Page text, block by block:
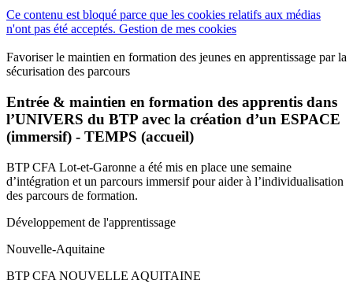
Ce contenu est bloqué parce que les cookies relatifs aux médias
n'ont pas été acceptés. Gestion de mes cookies
Favoriser le maintien en formation des jeunes en apprentissage par la
sécurisation des parcours
Entrée & maintien en formation des apprentis dans
l’UNIVERS du BTP avec la création d’un ESPACE
(immersif) - TEMPS (accueil)
BTP CFA Lot-et-Garonne a été mis en place une semaine
d’intégration et un parcours immersif pour aider à l’individualisation
des parcours de formation.
Développement de l'apprentissage
Nouvelle-Aquitaine
BTP CFA NOUVELLE AQUITAINE